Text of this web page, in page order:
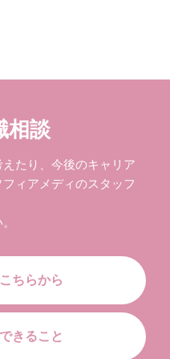
相談
たり、今後のキャリア
ィアメディのスタッフ
ちらから
きること